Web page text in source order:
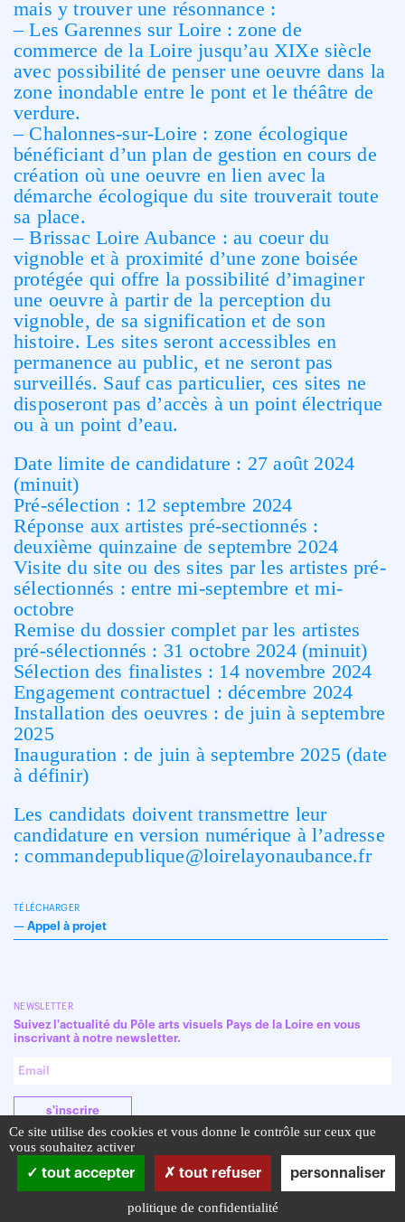
mais y trouver une résonnance :
– Les Garennes sur Loire : zone de
commerce de la Loire jusqu’au XIXe siècle
avec possibilité de penser une oeuvre dans la
zone inondable entre le pont et le théâtre de
verdure.
– Chalonnes-sur-Loire : zone écologique
bénéficiant d’un plan de gestion en cours de
création où une oeuvre en lien avec la
démarche écologique du site trouverait toute
sa place.
– Brissac Loire Aubance : au coeur du
vignoble et à proximité d’une zone boisée
protégée qui offre la possibilité d’imaginer
une oeuvre à partir de la perception du
vignoble, de sa signification et de son
histoire. Les sites seront accessibles en
permanence au public, et ne seront pas
surveillés. Sauf cas particulier, ces sites ne
disposeront pas d’accès à un point électrique
ou à un point d’eau.
Date limite de candidature : 27 août 2024
(minuit)
Pré-sélection : 12 septembre 2024
Réponse aux artistes pré-sectionnés :
deuxième quinzaine de septembre 2024
Visite du site ou des sites par les artistes pré-
sélectionnés : entre mi-septembre et mi-
octobre
Remise du dossier complet par les artistes
pré-sélectionnés : 31 octobre 2024 (minuit)
Sélection des finalistes : 14 novembre 2024
Engagement contractuel : décembre 2024
Installation des oeuvres : de juin à septembre
2025
Inauguration : de juin à septembre 2025 (date
à définir)
Les candidats doivent transmettre leur
candidature en version numérique à l’adresse
: commandepublique@loirelayonaubance.fr
TÉLÉCHARGER
— Appel à projet
NEWSLETTER
Suivez l'actualité du Pôle arts visuels Pays de la Loire en vous
inscrivant à notre newsletter.
s'inscrire
Ce site utilise des cookies et vous donne le contrôle sur ceux que
vous souhaitez activer
tout accepter
tout refuser personnaliser
politique de confidentialité